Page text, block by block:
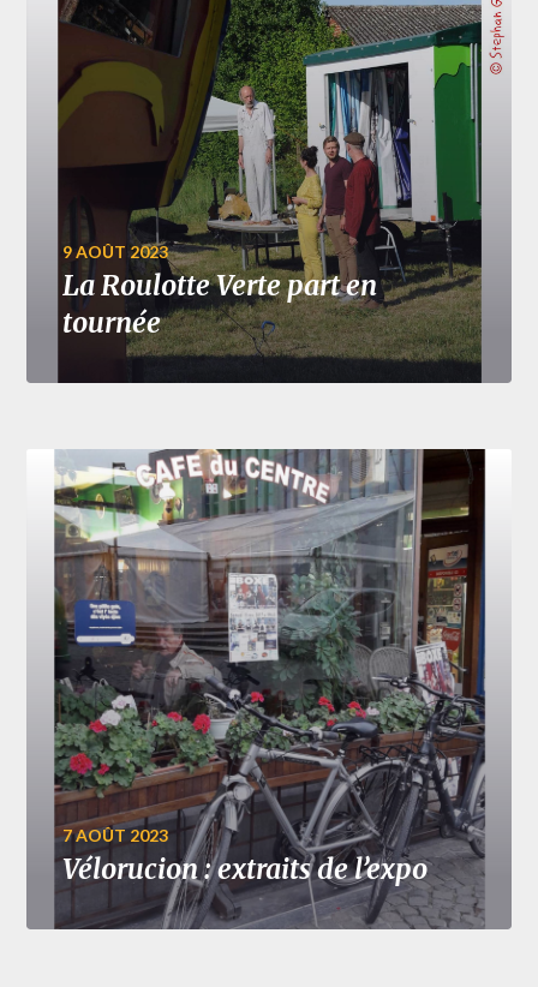
9 AOÛT 2023
La Roulotte Verte part en
tournée
7 AOÛT 2023
Vélorucion : extraits de l’expo